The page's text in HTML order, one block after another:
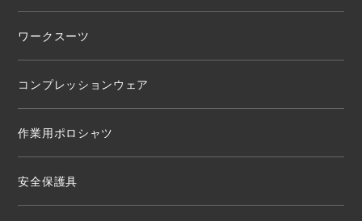
ワークスーツ
コンプレッションウェア
作業用ポロシャツ
安全保護具